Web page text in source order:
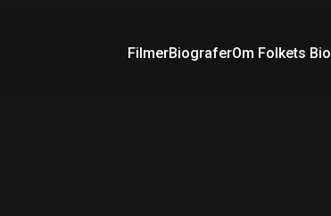
FilmerBiograferOm Folkets Bio